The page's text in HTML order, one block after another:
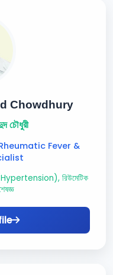
Chowdhury
চৌধুরী
Fever &
(Hypertension), রিউমেটিক